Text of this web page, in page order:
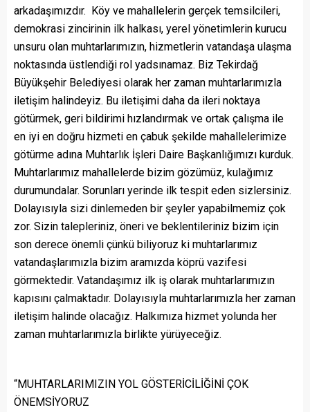
arkadaşımızdır. Köy ve mahallelerin gerçek temsilcileri,
demokrasi zincirinin ilk halkası, yerel yönetimlerin kurucu
unsuru olan muhtarlarımızın, hizmetlerin vatandaşa ulaşma
noktasında üstlendiği rol yadsınamaz. Biz Tekirdağ
Büyükşehir Belediyesi olarak her zaman muhtarlarımızla
iletişim halindeyiz. Bu iletişimi daha da ileri noktaya
götürmek, geri bildirimi hızlandırmak ve ortak çalışma ile
en iyi en doğru hizmeti en çabuk şekilde mahallelerimize
götürme adına Muhtarlık İşleri Daire Başkanlığımızı kurduk.
Muhtarlarımız mahallelerde bizim gözümüz, kulağımız
durumundalar. Sorunları yerinde ilk tespit eden sizlersiniz.
Dolayısıyla sizi dinlemeden bir şeyler yapabilmemiz çok
zor. Sizin talepleriniz, öneri ve beklentileriniz bizim için
son derece önemli çünkü biliyoruz ki muhtarlarımız
vatandaşlarımızla bizim aramızda köprü vazifesi
görmektedir. Vatandaşımız ilk iş olarak muhtarlarımızın
kapısını çalmaktadır. Dolayısıyla muhtarlarımızla her zaman
iletişim halinde olacağız. Halkımıza hizmet yolunda her
zaman muhtarlarımızla birlikte yürüyeceğiz.
“MUHTARLARIMIZIN YOL GÖSTERİCİLİĞİNİ ÇOK
ÖNEMSİYORUZ